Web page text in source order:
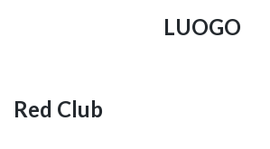
LUOGO
Red Club